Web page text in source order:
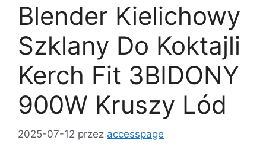
Blender Kielichowy
Szklany Do Koktajli
Kerch Fit 3BIDONY
900W Kruszy Lód
2025-07-12 przez accesspage